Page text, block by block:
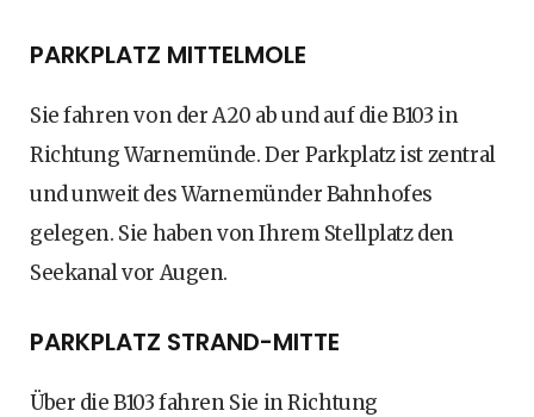
PARKPLATZ MITTELMOLE
Sie fahren von der A20 ab und auf die B103 in
Richtung Warnemünde. Der Parkplatz ist zentral
und unweit des Warnemünder Bahnhofes
gelegen. Sie haben von Ihrem Stellplatz den
Seekanal vor Augen.
PARKPLATZ STRAND-MITTE
Über die B103 fahren Sie in Richtung